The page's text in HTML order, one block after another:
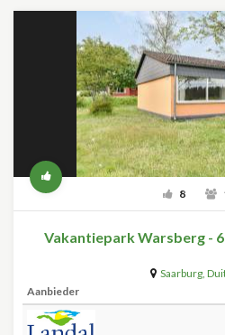
8
Vakantiepark Warsberg -
Saarburg,
Aanbieder